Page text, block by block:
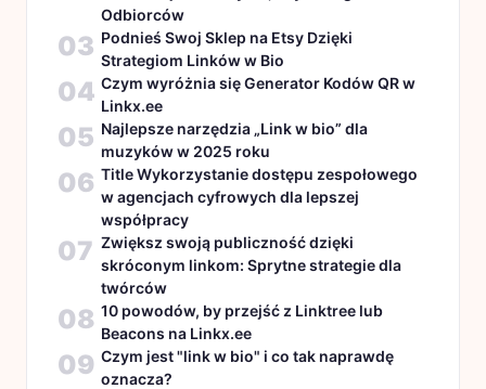
Odbiorców
03 Podnieś Swoj Sklep na Etsy Dzięki
Strategiom Linków w Bio
04 Czym wyróżnia się Generator Kodów QR w
Linkx.ee
05 Najlepsze narzędzia „Link w bio” dla
muzyków w 2025 roku
06 Title Wykorzystanie dostępu zespołowego
w agencjach cyfrowych dla lepszej
współpracy
07 Zwiększ swoją publiczność dzięki
skróconym linkom: Sprytne strategie dla
twórców
08 10 powodów, by przejść z Linktree lub
Beacons na Linkx.ee
09 Czym jest "link w bio" i co tak naprawdę
oznacza?